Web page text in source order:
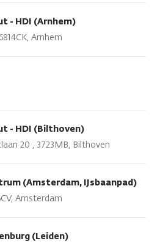
- HDI (Arnhem)
Arnhem
- HDI (Bilthoven)
20 , 3723MB, Bilthoven
(Amsterdam, IJsbaanpad)
Amsterdam
(Leiden)